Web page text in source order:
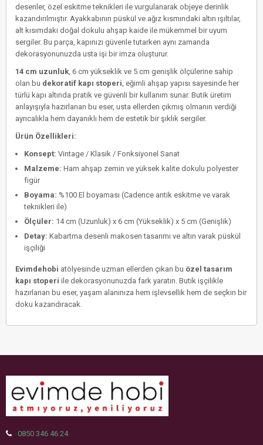
desenler, özel eskitme teknikleri ile vurgulanarak objeye derinlik
kazandırılmıştır. Ayakkabının püskül ve ağız kısmındaki altın ışıltılar,
alt kısımdaki doğal dokulu ahşap kaide ile mükemmel bir uyum
sergiler. Bu parça, kapınızı güvenle tutarken aynı zamanda
dekorasyonunuzda usta işi bir imza oluşturur.
14 cm uzunluk , 6 cm yükseklik ve 5 cm genişlik ölçülerine sahip
olan bu dekoratif kapı stoperi , eğimli ahşap yapısı sayesinde her
türlü kapı altında pratik ve güvenli bir kullanım sunar. Butik üretim
anlayışıyla hazırlanan bu eser, usta ellerden çıkmış olmanın verdiği
ayrıcalıkla hem dayanıklı hem de estetik bir şıklık sergiler.
Ürün Özellikleri:
Konsept: Vintage / Klasik / Fonksiyonel Sanat
Malzeme: Ham ahşap zemin ve yüksek kalite dokulu polyester
figür
Boyama: %100 El boyaması (Cadence antik eskitme ve varak
teknikleri ile)
Ölçüler: 14 cm (Uzunluk) x 6 cm (Yükseklik) x 5 cm (Genişlik)
Detay: Kabartma desenli makosen tasarımı ve altın varak püskül
işçiliği
Evimdehobi atölyesinde uzman ellerden çıkan bu özel tasarım
kapı stoperi ile dekorasyonunuzda fark yaratın. Butik işçilikle
hazırlanan bu eser, yaşam alanınıza hem işlevsellik hem de seçkin bir
doku kazandıracak.
0850 346 46 24